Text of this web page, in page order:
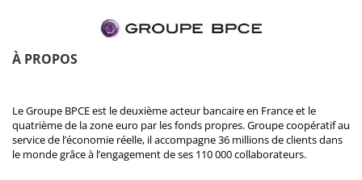
À PROPOS
Le Groupe BPCE est le deuxième acteur bancaire en France et le
quatrième de la zone euro par les fonds propres. Groupe coopératif au
service de l’économie réelle, il accompagne 36 millions de clients dans
le monde grâce à l’engagement de ses 110 000 collaborateurs.